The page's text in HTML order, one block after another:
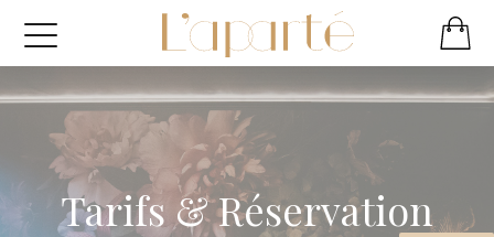
Tarifs & Réservation